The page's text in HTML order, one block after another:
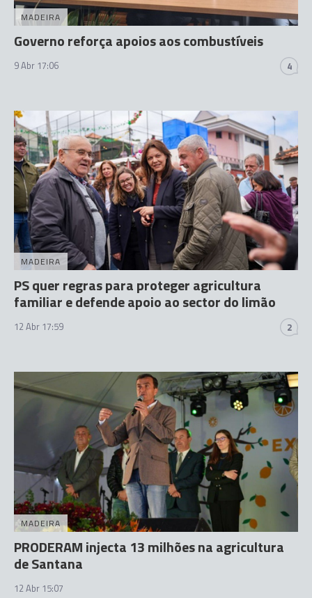
MADEIRA
Governo reforça apoios aos combustíveis
9 Abr 17:06 4
MADEIRA
PS quer regras para proteger agricultura
familiar e defende apoio ao sector do limão
12 Abr 17:59 2
MADEIRA
PRODERAM injecta 13 milhões na agricultura
de Santana
12 Abr 15:07